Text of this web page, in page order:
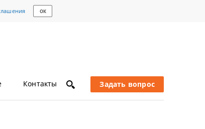
ОК
Контакты Задать вопрос